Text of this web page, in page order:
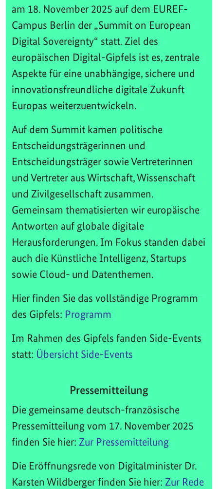
am 18. November 2025 auf dem EUREF-
Campus Berlin der „Summit on European
Digital Sovereignty“ statt. Ziel des
europäischen Digital-Gipfels ist es, zentrale
Aspekte für eine unabhängige, sichere und
innovationsfreundliche digitale Zukunft
Europas weiterzuentwickeln.
Auf dem Summit kamen politische
Entscheidungsträgerinnen und
Entscheidungsträger sowie Vertreterinnen
und Vertreter aus Wirtschaft, Wissenschaft
und Zivilgesellschaft zusammen.
Gemeinsam thematisierten wir europäische
Antworten auf globale digitale
Herausforderungen. Im Fokus standen dabei
auch die Künstliche Intelligenz, Startups
sowie Cloud- und Datenthemen.
Hier finden Sie das vollständige Programm
des Gipfels: Programm
Im Rahmen des Gipfels fanden Side-Events
statt: Übersicht Side-Events
Pressemitteilung
Die gemeinsame deutsch-französische
Pressemitteilung vom 17. November 2025
finden Sie hier: Zur Pressemitteilung
Die Eröffnungsrede von Digitalminister Dr.
Karsten Wildberger finden Sie hier: Zur Rede